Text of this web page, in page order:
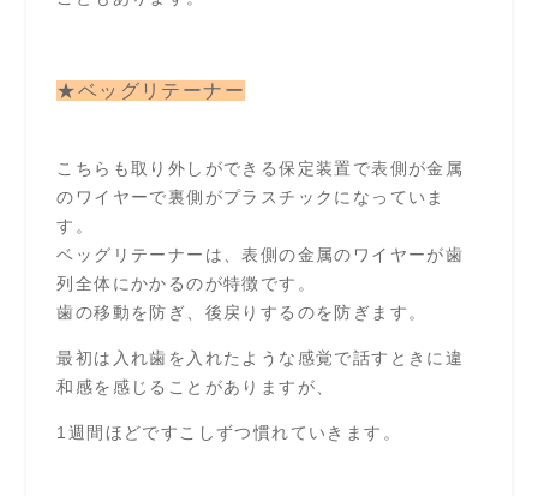
★ベッグリテーナー
こちらも取り外しができる保定装置で表側が金属
のワイヤーで裏側がプラスチックになっていま
す。
ベッグリテーナーは、表側の金属のワイヤーが歯
列全体にかかるのが特徴です。
歯の移動を防ぎ、後戻りするのを防ぎます。
最初は入れ歯を入れたような感覚で話すときに違
和感を感じることがありますが、
1週間ほどですこしずつ慣れていきます。